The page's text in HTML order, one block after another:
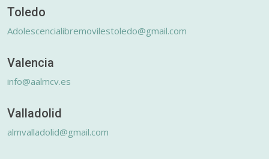
Toledo
Adolescencialibremovilestoledo@gmail.com
Valencia
info@aalmcv.es
Valladolid
almvalladolid@gmail.com